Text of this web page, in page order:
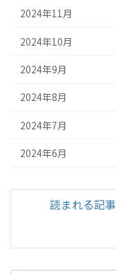
2024年11月
2024年10月
2024年9月
2024年8月
2024年7月
2024年6月
読まれる記事